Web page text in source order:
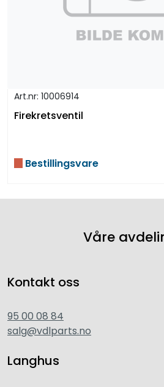
Art.nr: 10006914
Firekretsventil
Bestillingsvare
Våre
Kontakt oss
95 00 08 84
salg@vdlparts.no
Langhus